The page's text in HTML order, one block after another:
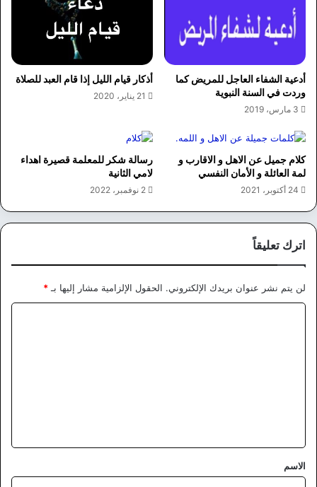
أدعية الشفاء العاجل للمريض كما
وردت في السنة النبوية
3 مارس، 2019
أذكار قيام الليل إذا قام العبد للصلاة
21 يناير، 2020
كلام جميل عن الاهل و الاقارب و
لمة العائلة و الأمان النفسي
24 أكتوبر، 2021
رسالة شكر للمعلمة قصيرة اهداء
لامي الثانية
2 نوفمبر، 2022
اترك تعليقاً
لن يتم نشر عنوان بريدك الإلكتروني. الحقول الإلزامية مشار إليها بـ*
*
الاسم